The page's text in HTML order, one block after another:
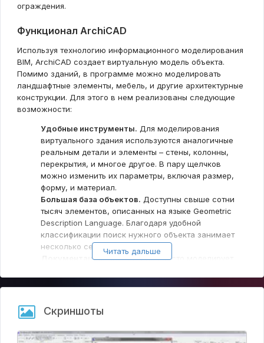
ограждения.
Функционал ArchiCAD
Используя технологию информационного моделирования
BIM, ArchiCAD создает виртуальную модель объекта.
Помимо зданий, в программе можно моделировать
ландшафтные элементы, мебель, и другие архитектурные
конструкции. Для этого в нем реализованы следующие
возможности:
Удобные инструменты. Для моделирования
виртуального здания используются аналогичные
реальным детали и элементы – стены, колонны,
перекрытия, и многое другое. В пару щелчков
можно изменить их параметры, включая размер,
форму, и материал.
Большая база объектов. Доступны свыше сотни
тысяч элементов, описанных на языке Geometric
Description Language. Благодаря удобной
классификации поиск нужного объекта занимает
несколько секунд.
Документация.ArchiCAD не просто моделирует
или экспортируется за пару кликов.
Совместная работа.
проектов, в программе можно создать командные
проекты. Для передачи данных используется
Читать дальше
Скриншоты